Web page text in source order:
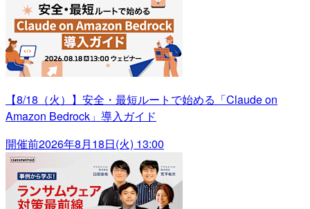
【8/18（火）】安全・最短ルートで始める「Claude on
Amazon Bedrock」導入ガイド
開催前2026年8月18日(火) 13:00